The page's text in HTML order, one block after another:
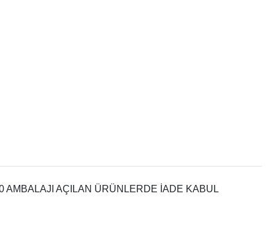
AMBALAJI AÇILAN ÜRÜNLERDE İADE KABUL